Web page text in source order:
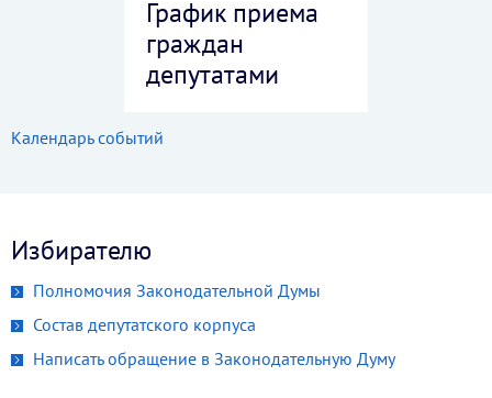
График приема
граждан
депутатами
Календарь событий
Избирателю
Полномочия Законодательной Думы
Состав депутатского корпуса
Написать обращение в Законодательную Думу